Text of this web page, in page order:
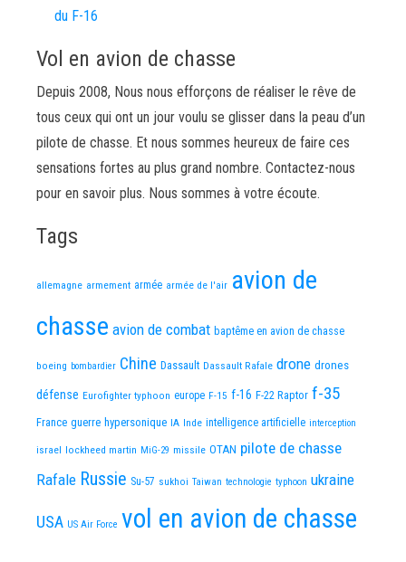
du F-16
Vol en avion de chasse
Depuis 2008, Nous nous efforçons de réaliser le rêve de
tous ceux qui ont un jour voulu se glisser dans la peau d’un
pilote de chasse. Et nous sommes heureux de faire ces
sensations fortes au plus grand nombre. Contactez-nous
pour en savoir plus. Nous sommes à votre écoute.
Tags
allemagne armement armée armée de l'air avion de
chasse avion de combat baptême en avion de chasse
boeing bombardier Chine Dassault Dassault Rafale drone drones
défense Eurofighter typhoon europe F-15 f-16 F-22 Raptor f-35
France guerre hypersonique IA Inde intelligence artificielle interception
israel lockheed martin MiG-29 missile OTAN pilote de chasse
Rafale Russie Su-57 sukhoi Taiwan technologie typhoon ukraine
USA US Air Force vol en avion de chasse